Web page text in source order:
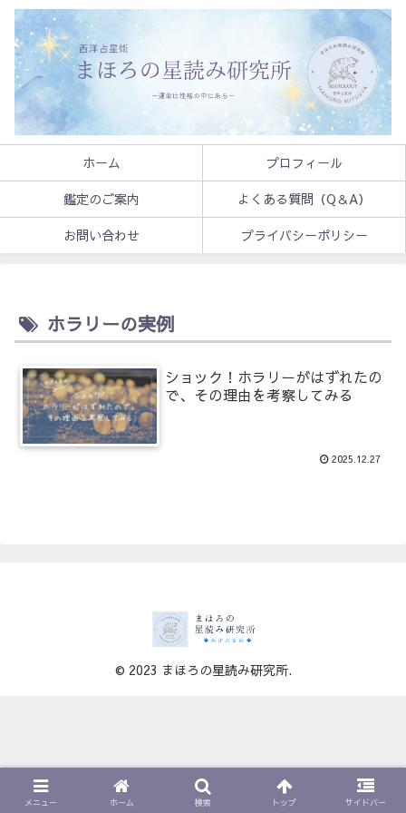
ホーム
プロフィール
鑑定のご案内
よくある質問（Q＆A）
お問い合わせ
プライバシーポリシー
ホラリーの実例
ショック！ホラリーがはずれたの
で、その理由を考察してみる
2025.12.27
© 2023 まほろの星読み研究所.
メニュー ホーム 検索 トップ サイドバー